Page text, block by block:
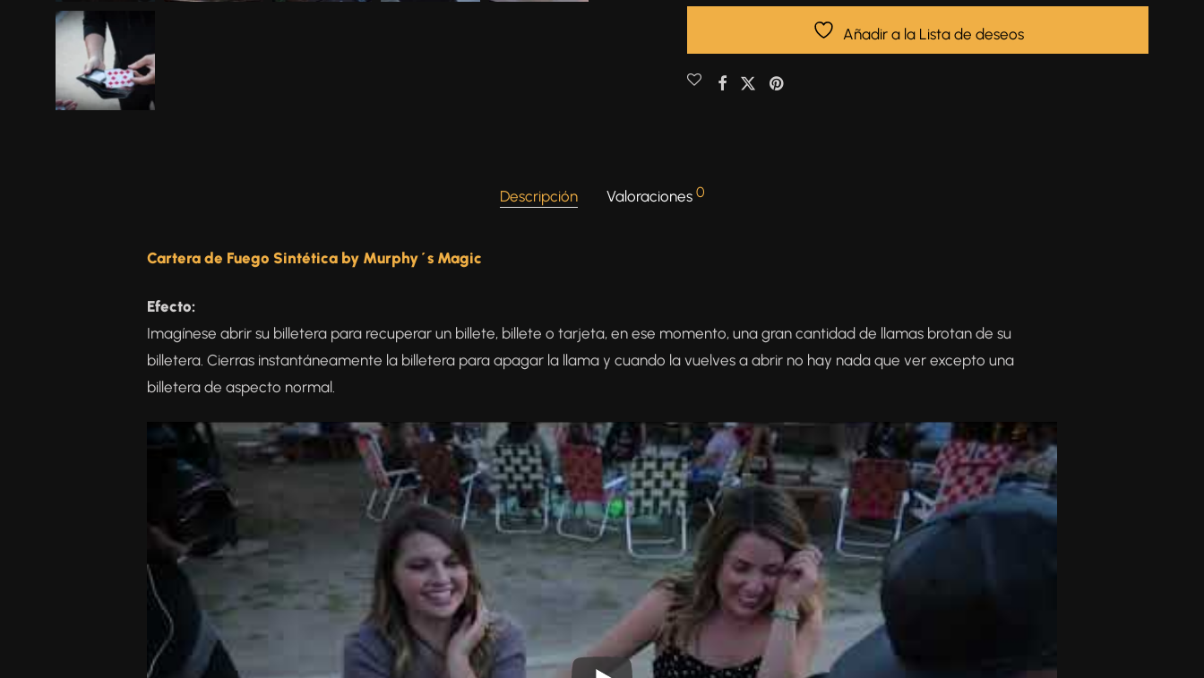
Añadir a la Lista de deseos
Descripción Valoraciones 0
Cartera de Fuego Sintética by Murphy´s Magic
Efecto:
Imagínese abrir su billetera para recuperar un billete, billete o tarjeta, en ese momento, una gran cantidad de llamas brotan de su
billetera. Cierras instantáneamente la billetera para apagar la llama y cuando la vuelves a abrir no hay nada que ver excepto una
billetera de aspecto normal.